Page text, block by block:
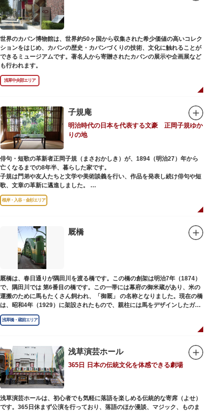
世界のカバン博物館は、世界約50ヶ国から収集された希少価値の高いコレク
ションをはじめ、カバンの歴史・カバンづくりの技術、文化に触れることが
できるミュージアムです。著名人から寄贈されたカバンの展示や企画展など
も行われます。
浅草中央部エリア
子規庵
明治時代の日本を代表する文豪 正岡子規ゆか
りの地
俳句・短歌の革新者正岡子規（まさおかしき）が、1894（明治27）年から
亡くなるまでの8年半、暮らした家です。
子規は門弟や友人たちと文学や美術談義を行い、作品を発表し続け俳句や短
歌、文章の革新に邁進しました。
故郷松山より母と妹を呼び寄せ、結核に苦しみながらも34歳で亡くなるまで
精力的に文学作品を創作し続けた場所でもあります。
ま再建され、現在の庵は東京都指定史跡として明治の雰囲気が体感できる魅
力的な空間となっています。
子規が病室兼書斎にしていた「病牀六尺の間」などを復元しており、明治の
暮らしだけでなく創作の様子を偲ぶことができます。現在、一般のボランテ
ィア団体により大切に維持・保存されています。
根岸・入谷・金杉エリア
厩橋
厩橋は、春日通りが隅田川を渡る橋です。この橋の創架は明治7年（1874）
で、隅田川では 第6番目の橋です。この一帯には幕府の御米蔵があり、米の
運搬のために馬もたくさん飼われ、「御厩」 の名称となりました。現在の橋
は、昭和4年（1929）に架設されたもので、親柱には馬をデザインしたガラ
ス細工が組み込まれています。
浅草橋・蔵前エリア
浅草演芸ホール
365日 日本の伝統文化を体感できる劇場
浅草演芸ホールは、初心者でも気軽に落語を楽しめる伝統的な寄席（よせ）
です。365日休まず公演を行っており、落語のほか漫談、マジック、ものま